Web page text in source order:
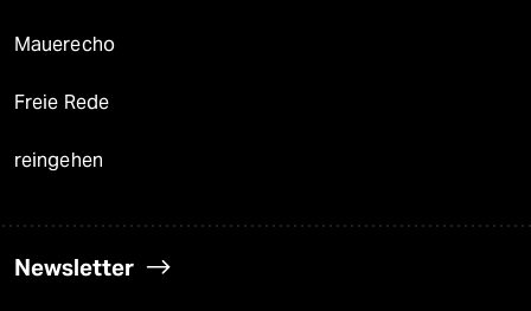
Mauerecho
Freie Rede
reingehen
Newsletter